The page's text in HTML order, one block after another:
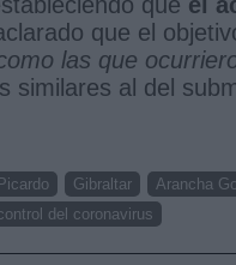
que el
las que
similares al del
Gibraltar
Arancha
del coronavirus